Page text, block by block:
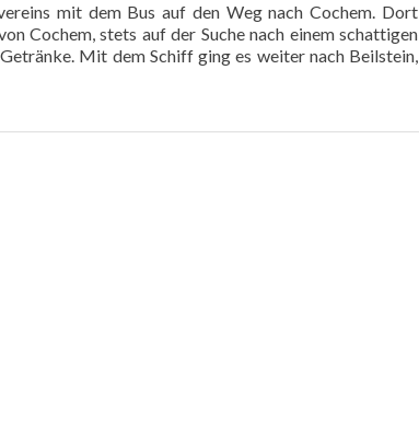
mit dem Bus auf den Weg nach Cochem. Dort
Cochem, stets auf der Suche nach einem schattigen
Mit dem Schiff ging es weiter nach Beilstein,